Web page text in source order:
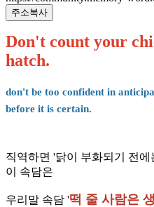
주소복사
Don't count your
hatch.
don't be too confident in
before it is certain.
직역하면 '닭이 부화되기 전
이 속담은
우리말 속담 '떡 줄 사람은